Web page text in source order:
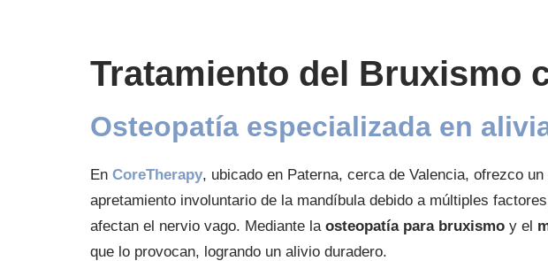
Tratamiento del Bruxismo
Osteopatía especializada en
En CoreTherapy, ubicado en Paterna, cerca de Valencia, ofrezco
apretamiento involuntario de la mandíbula debido a múltiples
afectan el nervio vago. Mediante la osteopatía para bruxismo y el
que lo provocan, logrando un alivio duradero.